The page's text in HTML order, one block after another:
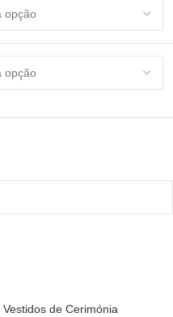
Vestidos de Cerimónia